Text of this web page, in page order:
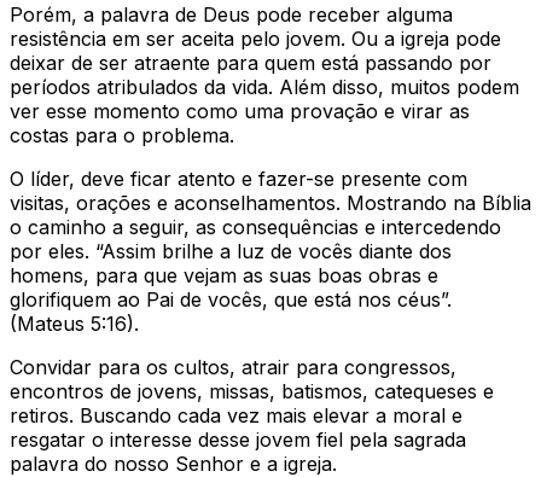
Porém, a palavra de Deus pode receber alguma
resistência em ser aceita pelo jovem. Ou a igreja pode
deixar de ser atraente para quem está passando por
períodos atribulados da vida. Além disso, muitos podem
ver esse momento como uma provação e virar as
costas para o problema.
O líder, deve ficar atento e fazer-se presente com
visitas, orações e aconselhamentos. Mostrando na Bíblia
o caminho a seguir, as consequências e intercedendo
por eles. “Assim brilhe a luz de vocês diante dos
homens, para que vejam as suas boas obras e
glorifiquem ao Pai de vocês, que está nos céus”.
(Mateus 5:16).
Convidar para os cultos, atrair para congressos,
encontros de jovens, missas, batismos, catequeses e
retiros. Buscando cada vez mais elevar a moral e
resgatar o interesse desse jovem fiel pela sagrada
palavra do nosso Senhor e a igreja.